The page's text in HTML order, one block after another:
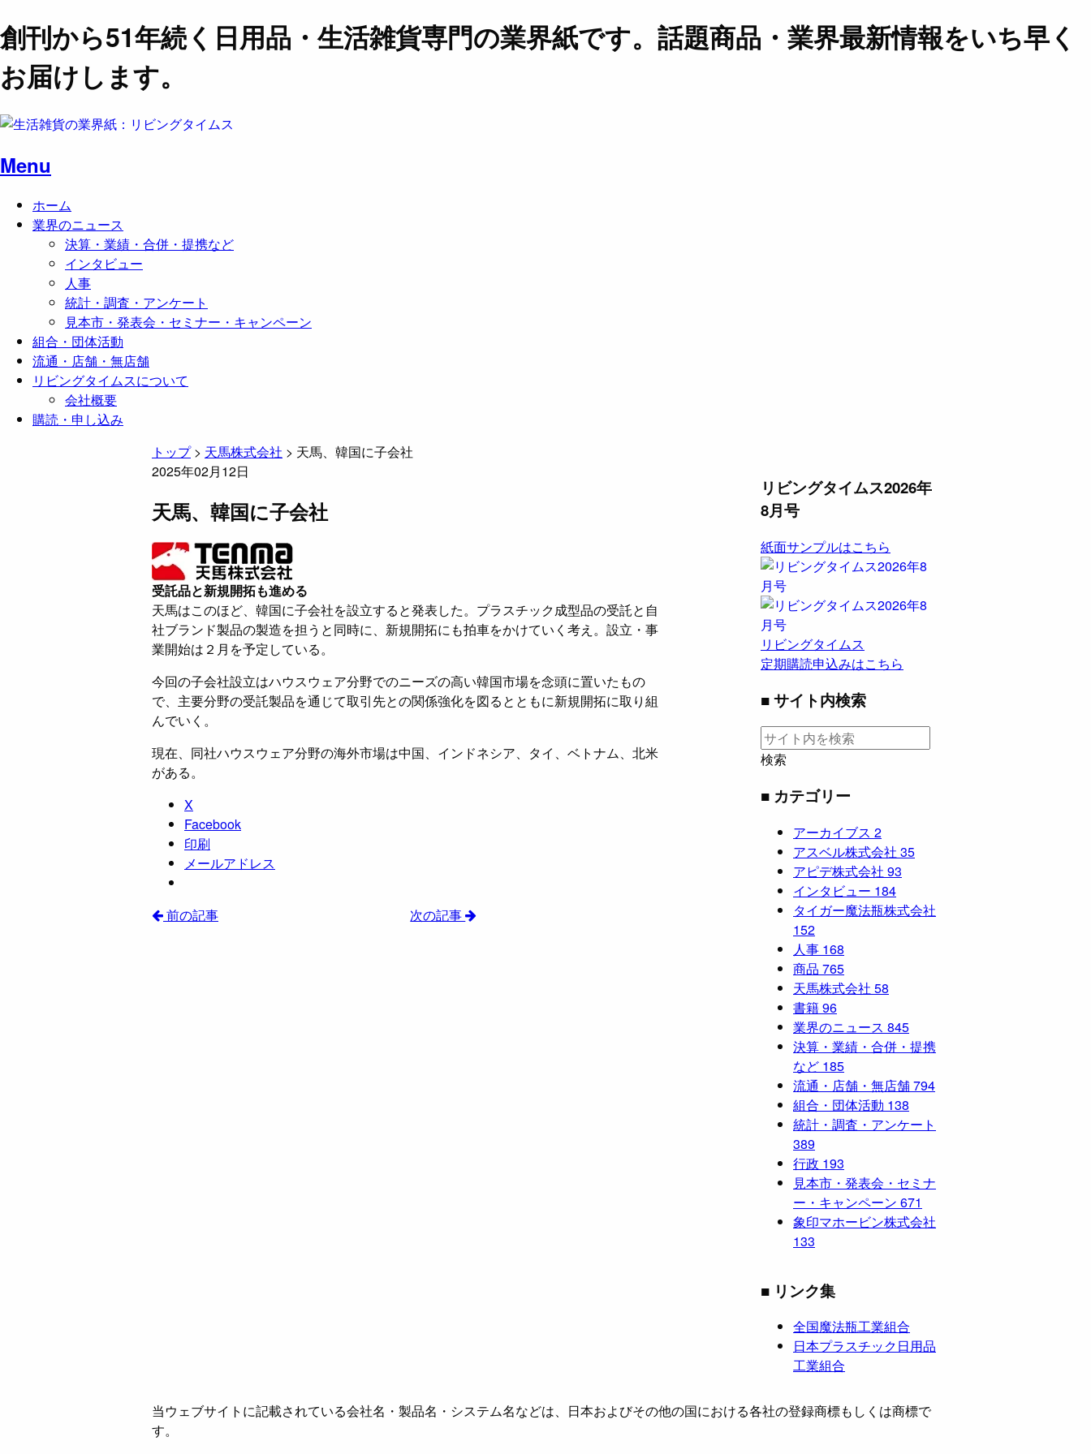
創刊から51年続く日用品・生活雑貨専門の業界紙です。話題商品・業界最新情報をいち早く
お届けします。
Menu
ホーム
業界のニュース
決算・業績・合併・提携など
インタビュー
人事
統計・調査・アンケート
見本市・発表会・セミナー・キャンペーン
組合・団体活動
流通・店舗・無店舗
リビングタイムスについて
会社概要
購読・申し込み
トップ> 天馬株式会社 > 天馬、韓国に子会社
2025年02月12日
天馬、韓国に子会社
受託品と新規開拓も進める
天馬はこのほど、韓国に子会社を設立すると発表した。プラスチック成型品の受託と自
社ブランド製品の製造を担うと同時に、新規開拓にも拍車をかけていく考え。設立・事
業開始は２月を予定している。
今回の子会社設立はハウスウェア分野でのニーズの高い韓国市場を念頭に置いたもの
で、主要分野の受託製品を通じて取引先との関係強化を図るとともに新規開拓に取り組
んでいく。
現在、同社ハウスウェア分野の海外市場は中国、インドネシア、タイ、ベトナム、北米
がある。
X
Facebook
印刷
メールアドレス
前の記事 次の記事
リビングタイムス2026年
8月号
紙面サンプルはこちら
リビングタイムス
定期購読申込みはこちら
■ サイト内検索
検索
■ カテゴリー
アーカイブス 2
アスベル株式会社 35
アピデ株式会社 93
インタビュー 184
タイガー魔法瓶株式会社
152
人事 168
商品 765
天馬株式会社 58
書籍96
業界のニュース 845
決算・業績・合併・提携
など 185
流通・店舗・無店舗794
組合・団体活動 138
統計・調査・アンケート
389
行政 193
見本市・発表会・セミナ
ー・キャンペーン 671
象印マホービン株式会社
133
■ リンク集
全国魔法瓶工業組合
日本プラスチック日用品
工業組合
当ウェブサイトに記載されている会社名・製品名・システム名などは、日本およびその他の国における各社の登録商標もしくは商標で
す。